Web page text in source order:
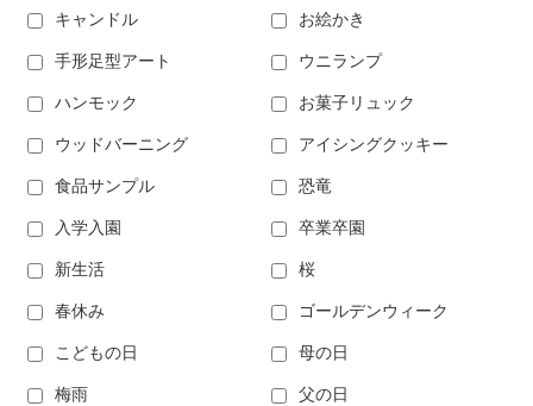
キャンドル お絵かき
手形足型アート ウニランプ
ハンモック お菓子リュック
ウッドバーニング アイシングクッキー
食品サンプル 恐竜
入学入園 卒業卒園
新生活 桜
春休み ゴールデンウィーク
こどもの日 母の日
梅雨 父の日